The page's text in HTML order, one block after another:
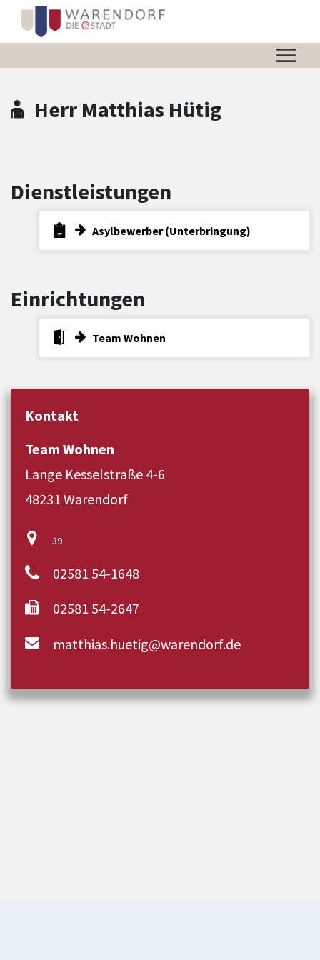
Zum Header
Zum Hauptinhalt
Zum Footer
Zum Hauptinhalt springen
Herr Matthias Hütig
Dienstleistungen
Asylbewerber (Unterbringung)
Einrichtungen
Team Wohnen
Kontakt
Team Wohnen
Lange Kesselstraße 4-6
48231 Warendorf
39
02581 54-1648
02581 54-2647
matthias.huetig@warendorf.de